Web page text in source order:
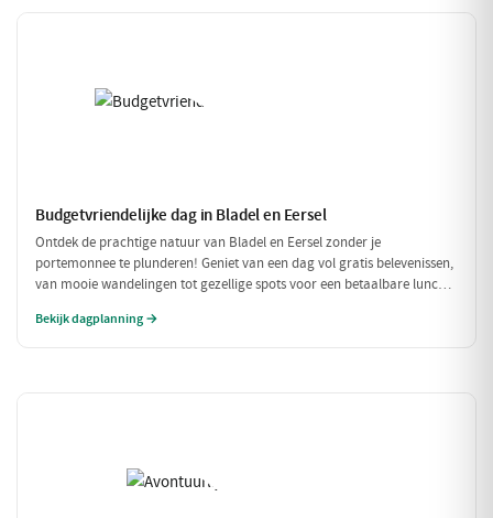
Budgetvriendelijke dag in Bladel en Eersel
Ontdek de prachtige natuur van Bladel en Eersel zonder je
portemonnee te plunderen! Geniet van een dag vol gratis belevenissen,
van mooie wandelingen tot gezellige spots voor een betaalbare lunch.
zonder dat je veel hoeft uit te geven.
Bekijk dagplanning →